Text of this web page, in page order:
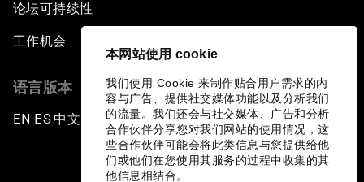
本网站使用 cookie
我们使用 Cookie 来制作贴合用户需求的内
容与广告、提供社交媒体功能以及分析我们
的流量。我们还会与社交媒体、广告和分析
合作伙伴分享您对我们网站的使用情况，这
些合作伙伴可能会将此类信息与您提供给他
们或他们在您使用其服务的过程中收集的其
他信息相结合。
论坛可持续性
工作机会
语言版本
EN ▪ ES▪中文▪ 日本語